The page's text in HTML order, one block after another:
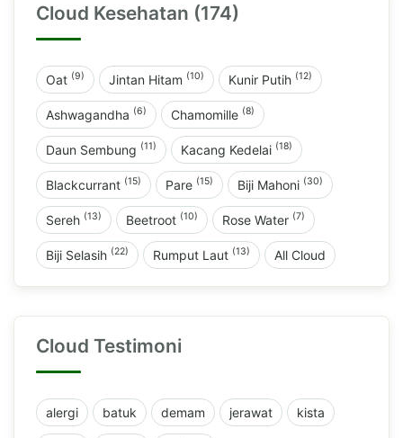
Cloud Kesehatan (174)
Oat (9) Jintan Hitam (10) Kunir Putih (12)
Ashwagandha (6) Chamomille (8)
Daun Sembung (11) Kacang Kedelai (18)
Blackcurrant (15) Pare (15) Biji Mahoni (30)
Sereh (13) Beetroot (10) Rose Water (7)
Biji Selasih (22) Rumput Laut (13) All Cloud
Cloud Testimoni
alergi batuk demam jerawat kista